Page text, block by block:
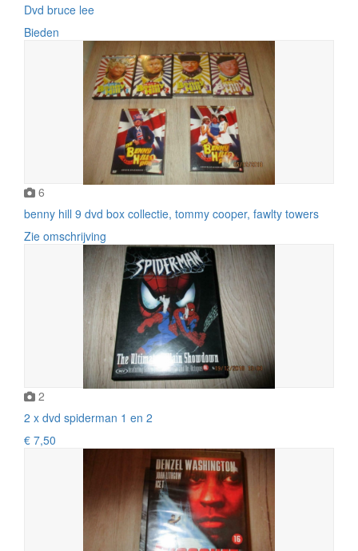
Dvd bruce lee
Bieden
6
benny hill 9 dvd box collectie, tommy cooper, fawlty towers
Zie omschrijving
2
2 x dvd spiderman 1 en 2
€ 7,50